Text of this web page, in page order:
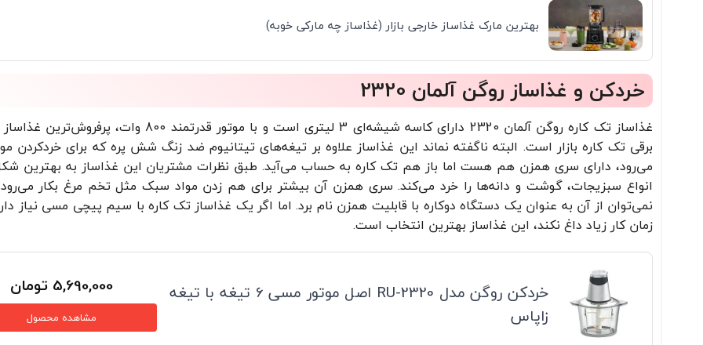
بهترین مارک غذاساز خارجی بازار (غذاساز چه مارکی خوبه)
خردکن و غذاساز روگن آلمان 2320
غذاساز تک کاره روگن آلمان 2320 دارای کاسه شیشه‌ای 3 لیتری است و با موتور قدرتمند 800
برقی تک کاره بازار است. البته ناگفته نماند این غذاساز علاوه بر تیغه‌های تیتانیوم ضد زنگ شش پره که برای خردکردن
می‌رود، دارای سری همزن هم هست اما باز هم تک کاره به حساب می‌آید. طبق نظرات مشتریان این غذاساز به بهترین
انواع سبزیجات، گوشت و دانه‌ها را خرد می‌کند. سری همزن آن بیشتر برای هم زدن مواد سبک مثل تخم مرغ بکار می‌رود.
نمی‌توان از آن به عنوان یک دستگاه دوکاره با قابلیت همزن نام برد. اما اگر یک غذاساز تک کاره با سیم پیچی مسی نیاز
زمان کار زیاد داغ نکند، این غذاساز بهترین انتخاب است.
خردکن روگن مدل RU-2320 اصل موتور مسی 6 تیغه با تیغه
زاپاس
5,690,000 تومان
مشاهده محصول